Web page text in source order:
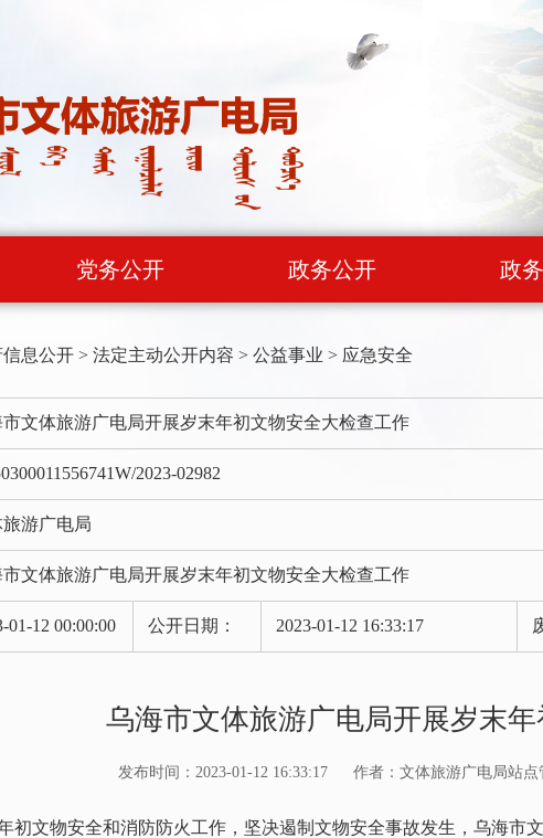
党务公开 政务公开 政
息公开 > 法定主动公开内容 > 公益事业 > 应急安全
文体旅游广电局开展岁末年初文物安全大检查工作
2023-02982
游广电局
文体旅游广电局开展岁末年初文物安全大检查工作
01-12 00:00:00 公开日期： 2023-01-12 16:33:17
乌海市文体旅游广电局开展岁末
发布时间：2023-01-12 16:33:17 作者：文体旅游广电局站点
初文物安全和消防防火工作，坚决遏制文物安全事故发生，乌海市